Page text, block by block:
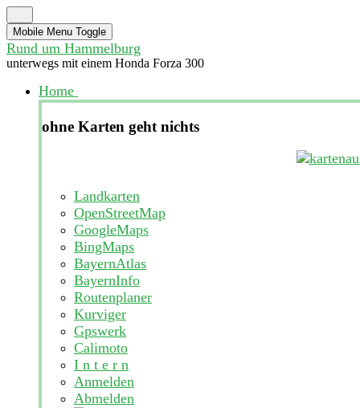
Mobile Menu Toggle
Rund um Hammelburg
unterwegs mit einem Honda Forza 300
Home
ohne Karten geht nichts
Landkarten
OpenStreetMap
GoogleMaps
BingMaps
BayernAtlas
BayernInfo
Routenplaner
Kurviger
Gpswerk
Calimoto
I n t e r n
Anmelden
Abmelden